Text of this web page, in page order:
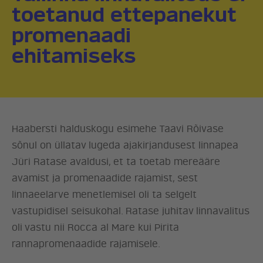
toetanud ettepanekut
promenaadi
ehitamiseks
Haabersti halduskogu esimehe Taavi Rõivase
sõnul on üllatav lugeda ajakirjandusest linnapea
Jüri Ratase avaldusi, et ta toetab mereääre
avamist ja promenaadide rajamist, sest
linnaeelarve menetlemisel oli ta selgelt
vastupidisel seisukohal. Ratase juhitav linnavalitus
oli vastu nii Rocca al Mare kui Pirita
rannapromenaadide rajamisele.